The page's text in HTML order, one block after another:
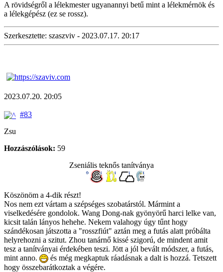
A rövidségről a lélekmester ugyanannyi betű mint a lélekmérnök és
a lélekgépész (ez se rossz).
Szerkesztette: szaszviv - 2023.07.17. 20:17
2023.07.20. 20:05
#83
Zsu
Hozzászólások: 59
Zseniális teknős tanítványa
Köszönöm a 4-dik részt!
Nos nem ezt vártam a szépséges szobatárstól. Mármint a
viselkedésére gondolok. Wang Dong-nak gyönyörű harci lelke van,
kicsit talán lányos hehehe. Nekem valahogy úgy tűnt hogy
szándékosan játszotta a "rosszfiút" aztán meg a futás alatt próbálta
helyrehozni a szitut. Zhou tanárnő kissé szigorú, de mindent amit
tesz a tanítványai érdekében teszi. Jött a jól bevált módszer, a futás,
mint anno.
és még megkaptuk ráadásnak a dalt is hozzá. Tetszett
hogy összebarátkoztak a végére.